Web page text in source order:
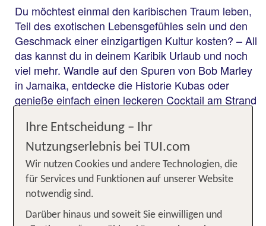
Du möchtest einmal den karibischen Traum leben,
Teil des exotischen Lebensgefühles sein und den
Geschmack einer einzigartigen Kultur kosten? – All
das kannst du in deinem Karibik Urlaub und noch
viel mehr. Wandle auf den Spuren von Bob Marley
in Jamaika, entdecke die Historie Kubas oder
genieße einfach einen leckeren Cocktail am Strand
oder Aruba. Egal, wie du dich entscheidest, dein
nächster Urlaub wird karibisch-schön.
Jetzt günstig buchen - Die
schönsten Ziele für deinen
Karibikurlaub
Ihre Entscheidung – Ihr
Nutzungserlebnis bei TUI.com
Wir nutzen Cookies und andere Technologien, die
für Services und Funktionen auf unserer Website
notwendig sind.
Darüber hinaus und soweit Sie einwilligen und